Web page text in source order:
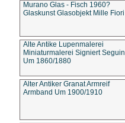
Murano Glas - Fisch 1960?
Glaskunst Glasobjekt Mille Fiori
Alte Antike Lupenmalerei
Miniaturmalerei Signiert Seguin
Um 1860/1880
Alter Antiker Granat Armreif
Armband Um 1900/1910